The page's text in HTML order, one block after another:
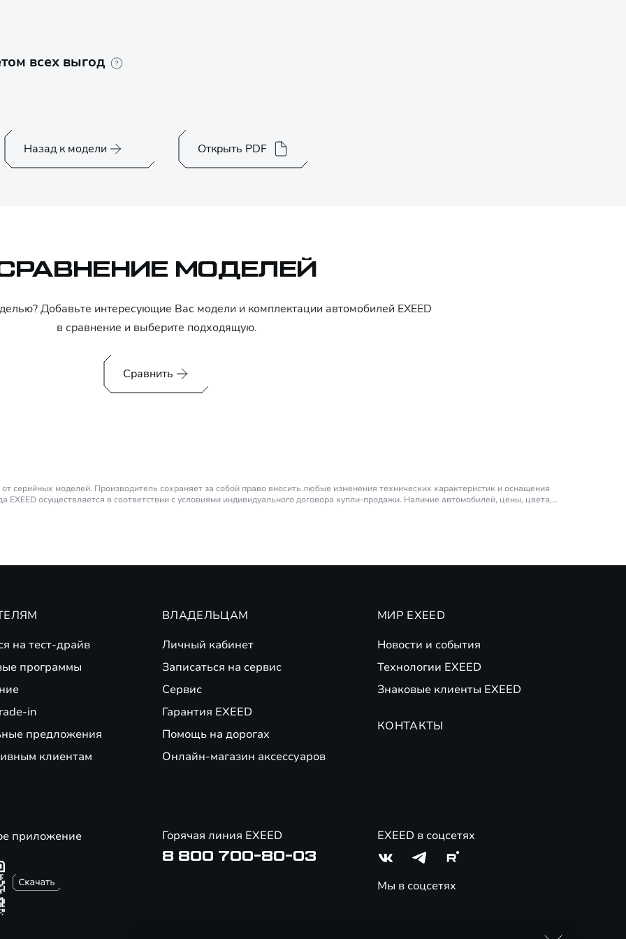
всех выгод
Назад к модели Открыть PDF
МОДЕЛЕЙ
Добавьте интересующие Вас модели и комплектации автомобилей EXEED
в сравнение и выберите подходящую.
Сравнить
серийных моделей. Производитель сохраняет за собой право вносить любые изменения технических характеристик и оснащения
осуществляется в соответствии с условиями индивидуального договора купли-продажи. Наличие автомобилей, цены, цвета,
период времени). Тридцатиминутная мощность на два электромотора – 190 л.с (на продолжительный период времени).
автомобиля EXEED. Не суммируется с кредитными предложениями банков-партнеров. Не оферта. Подробности
партнеров по стандартным предложениям при сдаче автомобиля по трейд-ин на новые автомобили EXEED. ПАО Совкомбанк.
ВЕекл.
на тест-драйв
программы
in
предложения
клиентам
ВЛАДЕЛЬЦАМ
Личный кабинет
Записаться на сервис
Сервис
Гарантия EXEED
Помощь на дорогах
Онлайн-магазин аксессуаров
МИР EXEED
Новости и события
Технологии EXEED
Знаковые клиенты EXEED
КОНТАКТЫ
приложение Горячая линия EXEED
8 800 700-80-03
EXEED в соцсетях
Мы в соцсетях